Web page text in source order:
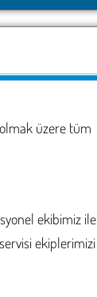
üzere tüm
ekibimiz ile
ekiplerimizi